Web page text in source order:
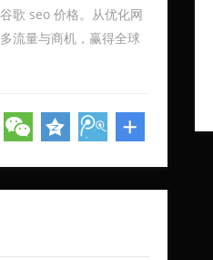
歌 seo 价格。从优化网
流量与商机，赢得全球